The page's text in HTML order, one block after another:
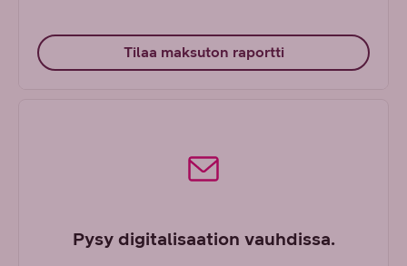
Tilaa maksuton raportti
Pysy digitalisaation vauhdissa.